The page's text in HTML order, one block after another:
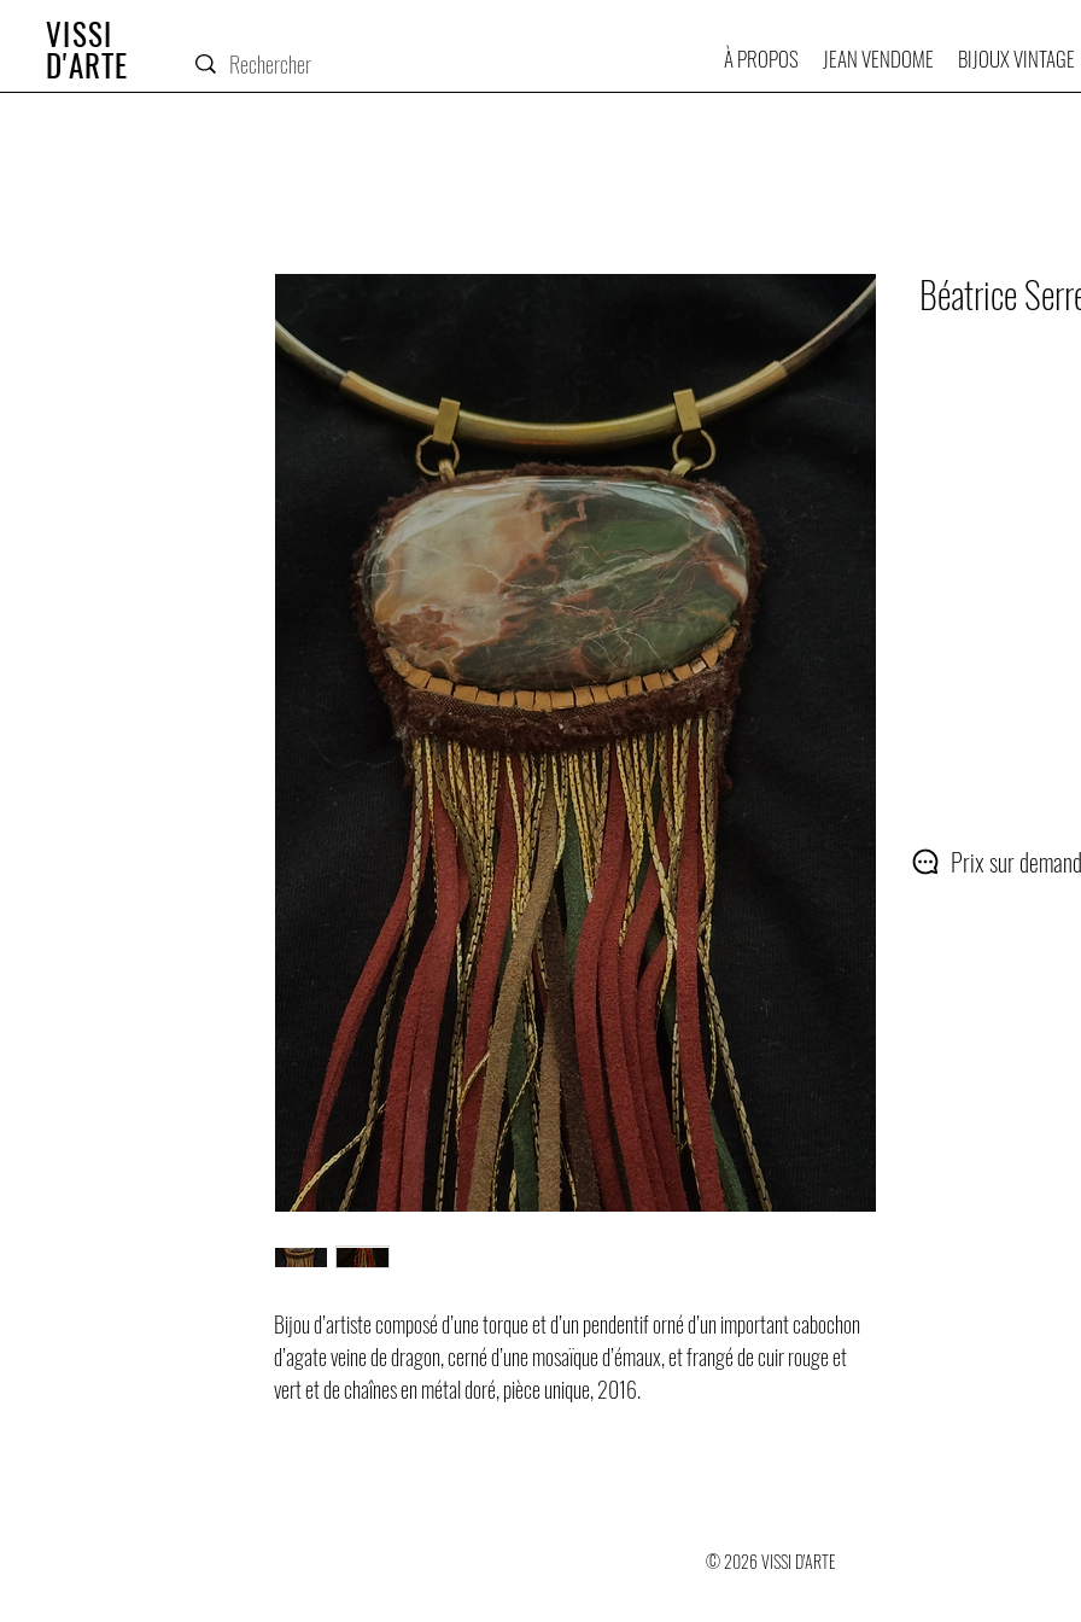
À PROPOS JEAN VENDOME BIJOUX VINTAGE
D'ARTE
VISSI
Bijou d’artiste composé d’une torque et d’un pendentif orné d’un important cabochon
d’agate veine de dragon, cerné d’une mosaïque d’émaux, et frangé de cuir rouge et
vert et de chaînes en métal doré, pièce unique, 2016.
Béatrice
Prix sur
© 2026 VISSI D'ARTE